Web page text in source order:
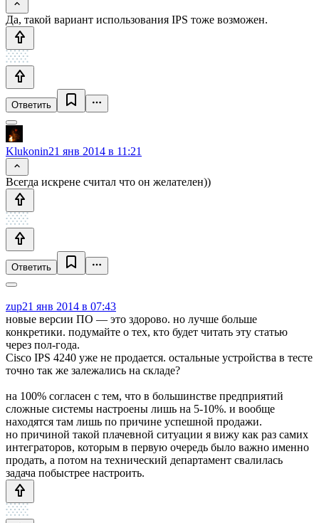
Да, такой вариант использования IPS тоже возможен.
Ответить
Klukonin21 янв 2014 в 11:21
Всегда искрене считал что он желателен))
Ответить
zup21 янв 2014 в 07:43
новые версии ПО — это здорово. но лучше больше
конкретики. подумайте о тех, кто будет читать эту статью
через пол-года.
Cisco IPS 4240 уже не продается. остальные устройства в тесте
точно так же залежались на складе?
на 100% согласен с тем, что в большинстве предприятий
сложные системы настроены лишь на 5-10%. и вообще
находятся там лишь по причине успешной продажи.
но причиной такой плачевной ситуации я вижу как раз самих
интеграторов, которым в первую очередь было важно именно
продать, а потом на технический департамент свалилась
задача побыстрее настроить.